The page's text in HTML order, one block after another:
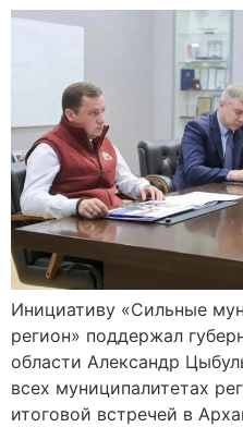
Инициативу «Сильные
регион» поддержал
области Александр
всех муниципалитетах
итоговой встречей в